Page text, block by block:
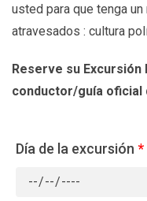
usted para que tenga
atravesados : cultura
Reserve su Excursión
conductor/guía oficial
Día de la excursión *